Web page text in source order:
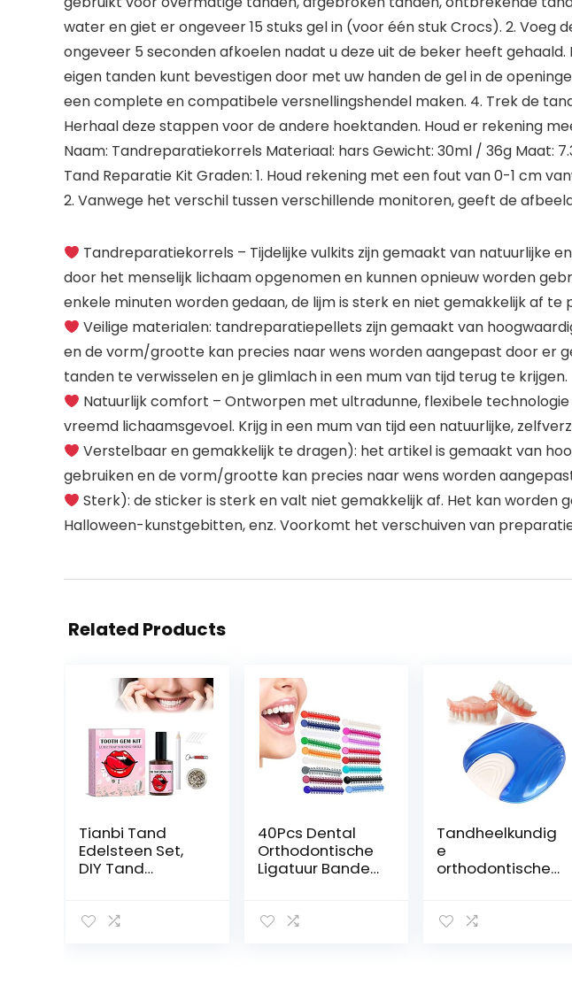
water en giet er ongeveer 15 stuks gel in (voor één stuk Crocs). 2.
ongeveer 5 seconden afkoelen nadat u deze uit de beker heeft
eigen tanden kunt bevestigen door met uw handen de gel in de
een complete en compatibele versnellingshendel maken. 4. Trek de
Herhaal deze stappen voor de andere hoektanden. Houd er rekening
Naam: Tandreparatiekorrels Materiaal: hars Gewicht: 30ml / 36g Maat:
Tand Reparatie Kit Graden: 1. Houd rekening met een fout van 0-1 cm
2. Vanwege het verschil tussen verschillende monitoren, geeft de
Tandreparatiekorrels – Tijdelijke vulkits zijn gemaakt van natuurlijke
door het menselijk lichaam opgenomen en kunnen opnieuw worden
enkele minuten worden gedaan, de lijm is sterk en niet gemakkelijk af te
Veilige materialen: tandreparatiepellets zijn gemaakt van
en de vorm/grootte kan precies naar wens worden aangepast door er
tanden te verwisselen en je glimlach in een mum van tijd terug te krijgen.
Natuurlijk comfort – Ontworpen met ultradunne, flexibele
vreemd lichaamsgevoel. Krijg in een mum van tijd een natuurlijke,
Verstelbaar en gemakkelijk te dragen): het artikel is gemaakt van
gebruiken en de vorm/grootte kan precies naar wens worden
Sterk): de sticker is sterk en valt niet gemakkelijk af. Het kan
Halloween-kunstgebitten, enz. Voorkomt het verschuiven van
Related Products
Tianbi Tand
Edelsteen Set,
DIY Tand
Gem Kit, 20
40Pcs Dental
Orthodontische
Ligatuur Banden,
Corrector
Tandheelkundig
e
orthodontische
houderkoffer